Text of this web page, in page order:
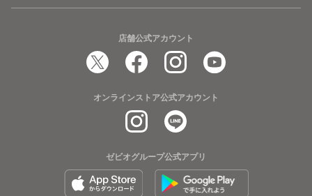
店舗公式アカウント
オンラインストア公式アカウント
ゼビオグループ公式アプリ